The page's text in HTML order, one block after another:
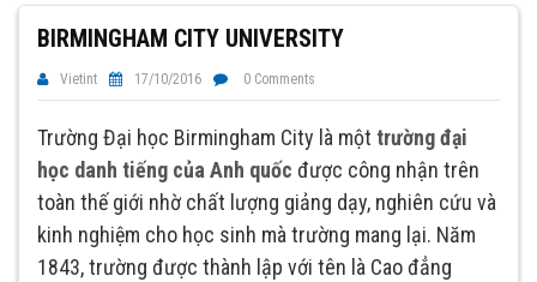
BIRMINGHAM CITY UNIVERSITY
Vietint 17/10/2016 0 Comments
Trường Đại học Birmingham City là một trường đại
học danh tiếng của Anh quốc được công nhận trên
toàn thế giới nhờ chất lượng giảng dạy, nghiên cứu và
kinh nghiệm cho học sinh mà trường mang lại. Năm
1843, trường được thành lập với tên là Cao đẳng